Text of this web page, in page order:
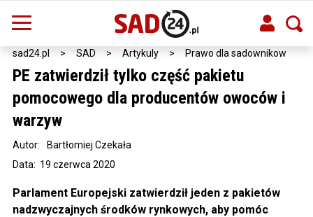
sad24.pl > SAD > Artykuly > Prawo dla sadownikow
PE zatwierdził tylko część pakietu
pomocowego dla producentów owoców i
warzyw
Data: 19 czerwca 2020
Autor: Bartłomiej Czekała
Parlament Europejski zatwierdził jeden z pakietów
nadzwyczajnych środków rynkowych, aby pomóc